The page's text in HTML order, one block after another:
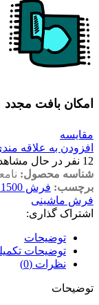
امکان بافت مجدد
مقایسه
افزودن به علاقه
12 نفر در حال
شناسه محصول:
برچسب: فرش 1500 شانه
فرش ماشینی
اشتراک گذاری:
توضیحات
توضیحات
نظرات (0)
توضیحات